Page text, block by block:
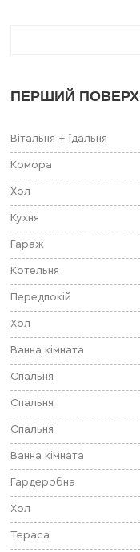
ПЕРШИЙ ПОВЕРХ
Вітальня + їдальня
Комора
Хол
Кухня
Гараж
Котельня
Передпокій
Хол
Ванна кімната
Спальня
Спальня
Спальня
Ванна кімната
Гардеробна
Хол
Тераса